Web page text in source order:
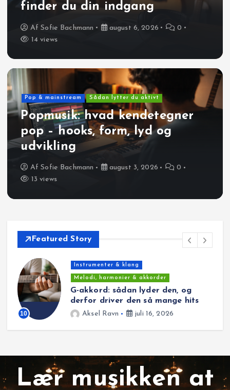
finder du din indgang
AfSofie Bachmann august 6, 2026
0
14 views
Pop & mainstream Sådan lytter du aktivt
Popmusik: hvad kendetegner
pop – hooks, form, lyd og
udvikling
AfSofie Bachmann august 3, 2026
0
13 views
Featured Story
11
Melodi, harmonier & akkorder
Asus4-akkord forklaret: den
svævende pop-lyd og hvor du
hører den
Freja Krogh juli 14, 2026
Lær musikken at